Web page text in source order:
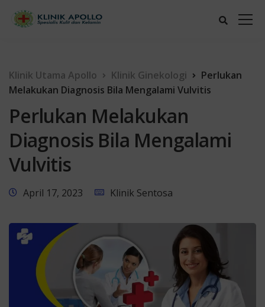
Klinik Utama Apollo Klinik Ginekologi
Perlukan
Melakukan Diagnosis Bila Mengalami Vulvitis
Perlukan Melakukan
Diagnosis Bila Mengalami
Vulvitis
April 17, 2023 Klinik Sentosa